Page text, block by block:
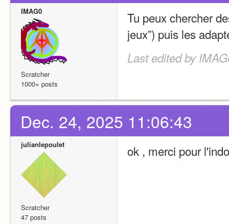
IMAG0
Scratcher
1000+ posts
Tu peux chercher
jeux”) puis les
Last edited by
Dec. 24, 2025 11:06:43
julianlepoulet
Scratcher
47 posts
ok , merci pour l'indo